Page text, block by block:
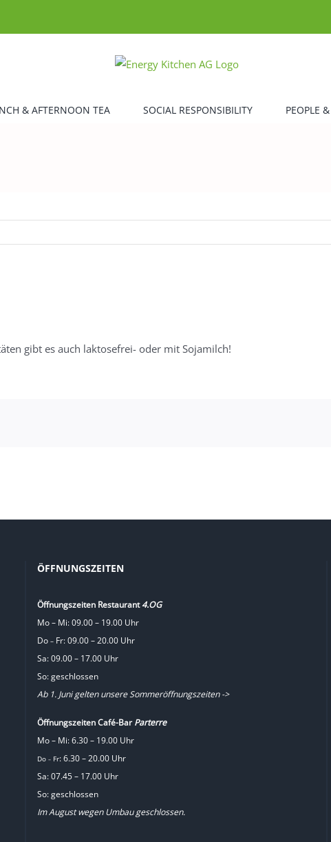
& AFTERNOON TEA SOCIAL RESPONSIBILITY PEOPLE
gibt es auch laktosefrei- oder mit Sojamilch!
ÖFFNUNGSZEITEN
Öffnungszeiten Restaurant4.OG
Mo – Mi: 09.00 – 19.00 Uhr
Do –Fr: 09.00 – 20.00 Uhr
Sa: 09.00 – 17.00 Uhr
So: geschlossen
Ab 1. Juni gelten unsere Sommeröffnungszeiten ->
Öffnungszeiten Café-BarParterre
Mo – Mi: 6.30 – 19.00 Uhr
Do –Fr: 6.30 – 20.00 Uhr
Sa: 07.45 – 17.00 Uhr
So: geschlossen
Im August wegen Umbau geschlossen.